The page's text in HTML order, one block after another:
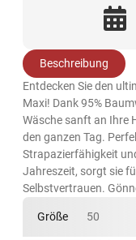
Beschreibung
Entdecken Sie den
Maxi! Dank 95%
Wäsche sanft an Ihre
den ganzen Tag.
Strapazierfähigkeit
Jahreszeit, sorgt sie
Selbstvertrauen.
Größe 50